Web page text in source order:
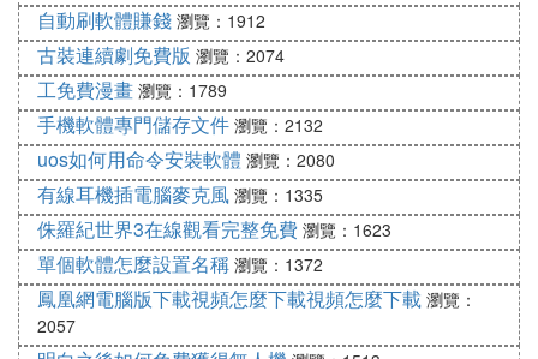
自動刷軟體賺錢 瀏覽：1912
古裝連續劇免費版 瀏覽：2074
工免費漫畫 瀏覽：1789
手機軟體專門儲存文件 瀏覽：2132
uos如何用命令安裝軟體 瀏覽：2080
有線耳機插電腦麥克風 瀏覽：1335
侏羅紀世界3在線觀看完整免費 瀏覽：1623
單個軟體怎麼設置名稱 瀏覽：1372
鳳凰網電腦版下載視頻怎麼下載視頻怎麼下載 瀏覽：
2057